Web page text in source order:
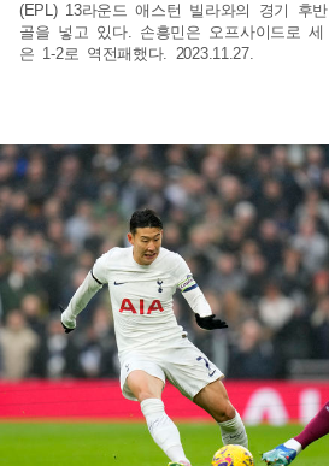
(EPL) 13라운드 애스턴 빌라와의 경기 후
골을 넣고 있다. 손흥민은 오프사이드로
은 1-2로 역전패했다. 2023.11.27.